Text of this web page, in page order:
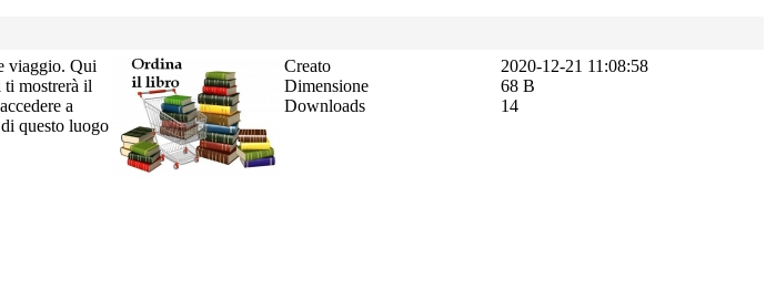
viaggio. Qui
ti mostrerà il
a
questo luogo
Creato
Dimensione
Downloads
2020-12-21 11:08:58
68 B
14